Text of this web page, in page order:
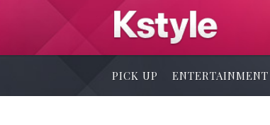
PICK UP ENTERTAINMENT